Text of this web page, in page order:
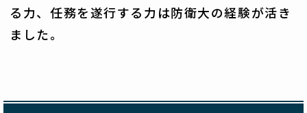
る力、任務を遂行する力は防衛大の経験が活き
ました。